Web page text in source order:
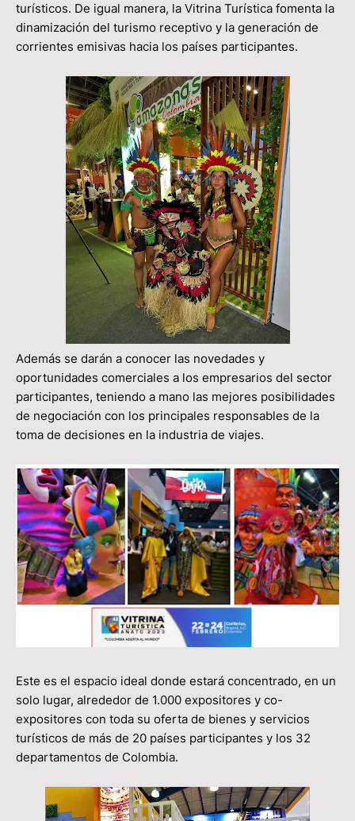
turísticos. De igual manera, la Vitrina Turística fomenta la
dinamización del turismo receptivo y la generación de
corrientes emisivas hacia los países participantes.
Además se darán a conocer las novedades y
oportunidades comerciales a los empresarios del sector
participantes, teniendo a mano las mejores posibilidades
de negociación con los principales responsables de la
toma de decisiones en la industria de viajes.
Este es el espacio ideal donde estará concentrado, en un
solo lugar, alrededor de 1.000 expositores y co-
expositores con toda su oferta de bienes y servicios
turísticos de más de 20 países participantes y los 32
departamentos de Colombia.